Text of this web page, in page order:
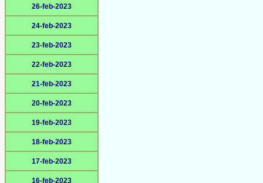
26-feb-2023
24-feb-2023
23-feb-2023
22-feb-2023
21-feb-2023
20-feb-2023
19-feb-2023
18-feb-2023
17-feb-2023
16-feb-2023